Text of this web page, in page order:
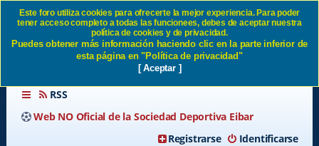
Borrar todas las cookies del
Sitio SD Eibar
RSS
Web NO Oficial de la Sociedad Deportiva Eibar
Identificarse
Registrarse
Este foro utiliza cookies para ofrecerte la mejor experiencia. Para poder
tener acceso completo a todas las funcionees, debes de aceptar nuestra
política de cookies y de privacidad.
Puedes obtener más información haciendo clic en la parte inferior de
esta página en "Política de privacidad"
[ Aceptar ]